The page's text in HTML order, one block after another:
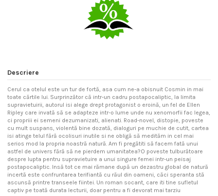
Descriere
Cerul ca otelul este un tur de fortă, asa cum ne-a obisnuit Cosmin in mai
toate cărtile lui. Surprinzător că intr-un cadru postapocaliptic, la limita
supravietuirii, autorul isi alege drept protagonist o eroină, un fel de Ellen
Ripley care invată să se adapteze intr-o lume unde nu xenomorfii fac legea,
ci propriii ei semeni dezumanizati, alienati. Road-novel, distopie, poveste
cu mult suspans, violentă bine dozată, dialoguri pe muchie de cutit, cartea
isi atinge telul fără ocolisuri inutile si ne obligă să medităm in cel mai
serios mod la propria noastră natură. Am fi pregătiti să facem fată unui
astfel de univers fără să ne pierdem umanitatea?O poveste tulburătoare
despre lupta pentru supravietuire a unui singure femei intr-un peisaj
postapocaliptic. Insă tot ce mai rămane după un dezastru global de natură
incertă este confruntarea terifiantă cu răul din oameni, căci speranta stă
ascunsă printre transeele fiintei. Un roman socant, care iti tine sufletul
captiv pe toată durata lecturii, doar pentru a fi devorat mai tarziu